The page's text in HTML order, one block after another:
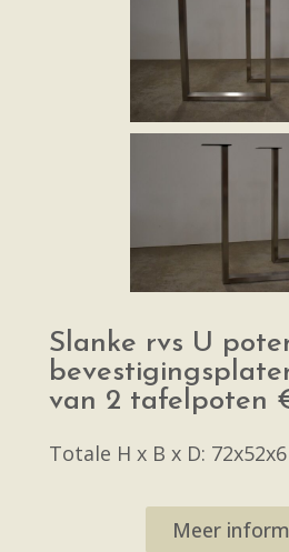
Slanke rvs U
van 2 tafelpoten
Totale H x B x D:
Meer